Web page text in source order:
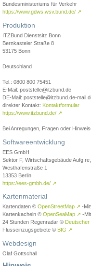
Bundesministeriums für Verkehr
https://www.gdws.wsv.bund.de/ ↗
Produktion
ITZBund Dienstsitz Bonn
Bernkasteler Straße 8
53175 Bonn
Deutschland
Tel.: 0800 800 75451
E-Mail: poststelle@itzbund.de
DE-Mail: poststelle@itzbund.de-
direkter Kontakt: Kontaktformular
https://www.itzbund.de/ ↗
Bei Anregungen, Fragen oder
Softwareentwicklung
EES GmbH
Sektor F, Wirtschaftsgebäude
Westhafenstraße 1
13353 Berlin
https://ees-gmbh.de/ ↗
Kartenmaterial
Kartendaten © OpenStreetMap ↗ -
Kartenkacheln © OpenSeaMap ↗ -
24 Stunden Regenradar © Deutscher
Flusseinzugsgebiete © BfG ↗
Webdesign
Olaf Gottschall